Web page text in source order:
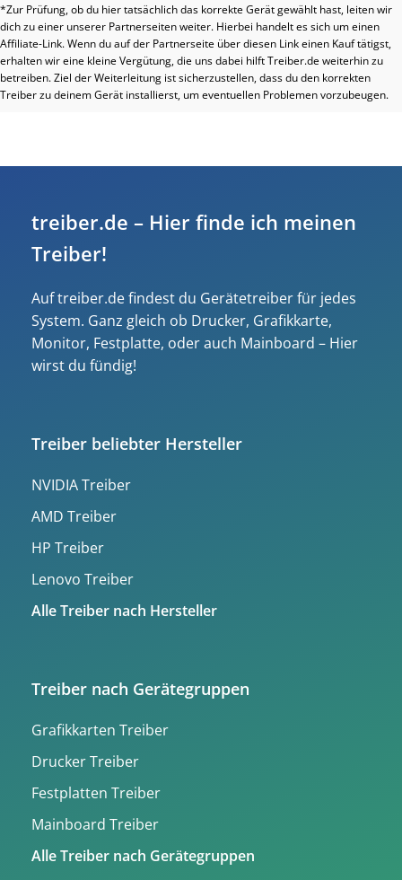
*Zur Prüfung, ob du hier tatsächlich das korrekte Gerät gewählt hast, leiten wir
dich zu einer unserer Partnerseiten weiter. Hierbei handelt es sich um einen
Affiliate-Link. Wenn du auf der Partnerseite über diesen Link einen Kauf tätigst,
erhalten wir eine kleine Vergütung, die uns dabei hilft Treiber.de weiterhin zu
betreiben. Ziel der Weiterleitung ist sicherzustellen, dass du den korrekten
Treiber zu deinem Gerät installierst, um eventuellen Problemen vorzubeugen.
treiber.de – Hier finde ich meinen
Treiber!
Auf treiber.de findest du Gerätetreiber für jedes
System. Ganz gleich ob Drucker, Grafikkarte,
Monitor, Festplatte, oder auch Mainboard – Hier
wirst du fündig!
Treiber beliebter Hersteller
NVIDIA Treiber
AMD Treiber
HP Treiber
Lenovo Treiber
Alle Treiber nach Hersteller
Treiber nach Gerätegruppen
Grafikkarten Treiber
Drucker Treiber
Festplatten Treiber
Mainboard Treiber
Alle Treiber nach Gerätegruppen